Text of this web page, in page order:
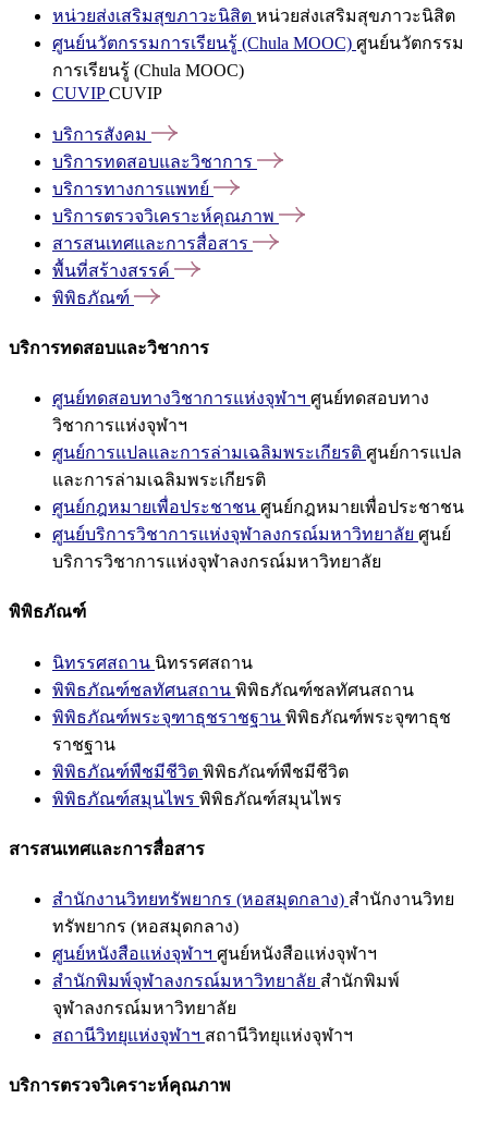
หน่วยส่งเสริมสุขภาวะนิสิต หน่วยส่งเสริมสุขภาวะนิสิต
ศูนย์นวัตกรรมการเรียนรู้ (Chula MOOC) ศูนย์นวัตกรรม
การเรียนรู้ (Chula MOOC)
CUVIPCUVIP
บริการสังคม
บริการทดสอบและวิชาการ
บริการทางการแพทย์
บริการตรวจวิเคราะห์คุณภาพ
สารสนเทศและการสื่อสาร
พื้นที่สร้างสรรค์
พิพิธภัณฑ์
บริการทดสอบและวิชาการ
ศูนย์ทดสอบทางวิชาการแห่งจุฬาฯ ศูนย์ทดสอบทาง
วิชาการแห่งจุฬาฯ
ศูนย์การแปลและการล่ามเฉลิมพระเกียรติ ศูนย์การแปล
และการล่ามเฉลิมพระเกียรติ
ศูนย์กฎหมายเพื่อประชาชน ศูนย์กฎหมายเพื่อประชาชน
ศูนย์บริการวิชาการแห่งจุฬาลงกรณ์มหาวิทยาลัย ศูนย์
บริการวิชาการแห่งจุฬาลงกรณ์มหาวิทยาลัย
พิพิธภัณฑ์
นิทรรศสถาน นิทรรศสถาน
พิพิธภัณฑ์ชลทัศนสถาน พิพิธภัณฑ์ชลทัศนสถาน
พิพิธภัณฑ์พระจุฑาธุชราชฐาน พิพิธภัณฑ์พระจุฑาธุช
ราชฐาน
พิพิธภัณฑ์พืชมีชีวิต พิพิธภัณฑ์พืชมีชีวิต
พิพิธภัณฑ์สมุนไพร พิพิธภัณฑ์สมุนไพร
สารสนเทศและการสื่อสาร
สำนักงานวิทยทรัพยากร (หอสมุดกลาง) สำนักงานวิทย
ทรัพยากร (หอสมุดกลาง)
ศูนย์หนังสือแห่งจุฬาฯ ศูนย์หนังสือแห่งจุฬาฯ
สำนักพิมพ์จุฬาลงกรณ์มหาวิทยาลัย สำนักพิมพ์
จุฬาลงกรณ์มหาวิทยาลัย
สถานีวิทยุแห่งจุฬาฯ สถานีวิทยุแห่งจุฬาฯ
บริการตรวจวิเคราะห์คุณภาพ